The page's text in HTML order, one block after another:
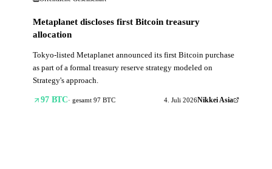
Metaplanet discloses first Bitcoin treasury
allocation
Tokyo-listed Metaplanet announced its first Bitcoin purchase
as part of a formal treasury reserve strategy modeled on
Strategy's approach.
97BTC·gesamt 97 BTC 4. Juli 2026Nikkei Asia